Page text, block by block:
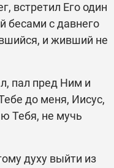
встретил Его один
бесами с давнего
и живший не
пал пред Ним и
до меня, Иисус,
Тебя, не мучь
духу выйти из